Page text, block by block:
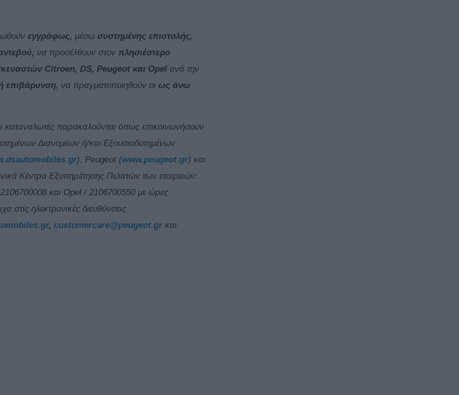
εγγράφως, μέσω συστημένης επιστολής,
να προσέλθουν στον πλησιέστερο
Citroen, DS, Peugeot και Opel ανά την
επιβάρυνση, να πραγματοποιηθούν οι ως άνω
καταναλωτές παρακαλούνται όπως επικοινωνήσουν
Διανομέων ή/και Εξουσιοδοτημένων
), Peugeot (www.peugeot.gr) και
Κέντρα Εξυπηρέτησης Πελατών των εταιρειών:
και Opel / 2106700550 με ώρες
στις ηλεκτρονικές διευθύνσεις
, customercare@peugeot.gr και